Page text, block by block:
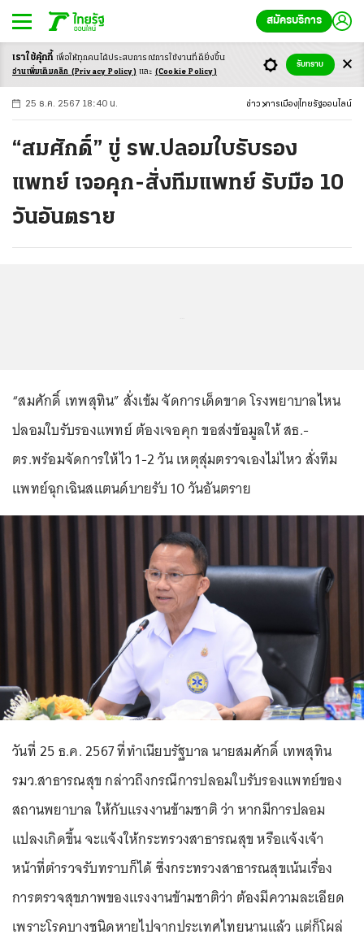
สมัครบริการ
-ก ก ก+
25 ธ.ค. 2567 18:40 น. ข่าว การเมือง ไทยรัฐออนไลน์
“สมศักดิ์” ขู่ รพ.ปลอมใบรับรอง
แพทย์ เจอคุก-สั่งทีมแพทย์ รับมือ 10
วันอันตราย
“สมศักดิ์ เทพสุทิน” สั่งเข้ม จัดการเด็ดขาด โรงพยาบาลไหน
ปลอมใบรับรองแพทย์ ต้องเจอคุก ขอส่งข้อมูลให้ สธ.-
ตร.พร้อมจัดการให้ไว 1-2 วัน เหตุสุ่มตรวจเองไม่ไหว สั่งทีม
แพทย์ฉุกเฉินสแตนด์บายรับ 10 วันอันตราย
วันที่ 25 ธ.ค. 2567 ที่ทำเนียบรัฐบาล นายสมศักดิ์ เทพสุทิน
รมว.สาธารณสุข กล่าวถึงกรณีการปลอมใบรับรองแพทย์ของ
สถานพยาบาล ให้กับแรงงานข้ามชาติ ว่า หากมีการปลอม
แปลงเกิดขึ้น จะแจ้งให้กระทรวงสาธารณสุข หรือแจ้งเจ้า
หน้าที่ตำรวจรับทราบก็ได้ ซึ่งกระทรวงสาธารณสุขเน้นเรื่อง
การตรวจสุขภาพของแรงงานข้ามชาติว่า ต้องมีความละเอียด
เพราะโรคบางชนิดหายไปจากประเทศไทยนานแล้ว แต่ก็โผล่
เราใช้คุ้กกี้ เพื่อให้ทุกคนได้ประสบการณ์การใช้งานที่ดียิ่งขึ้น
อ่านเพิ่มเติมคลิก (Privacy Policy) และ (Cookie Policy)
รับทราบ